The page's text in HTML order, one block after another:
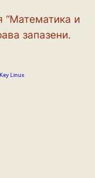
и
запазени.
Linux